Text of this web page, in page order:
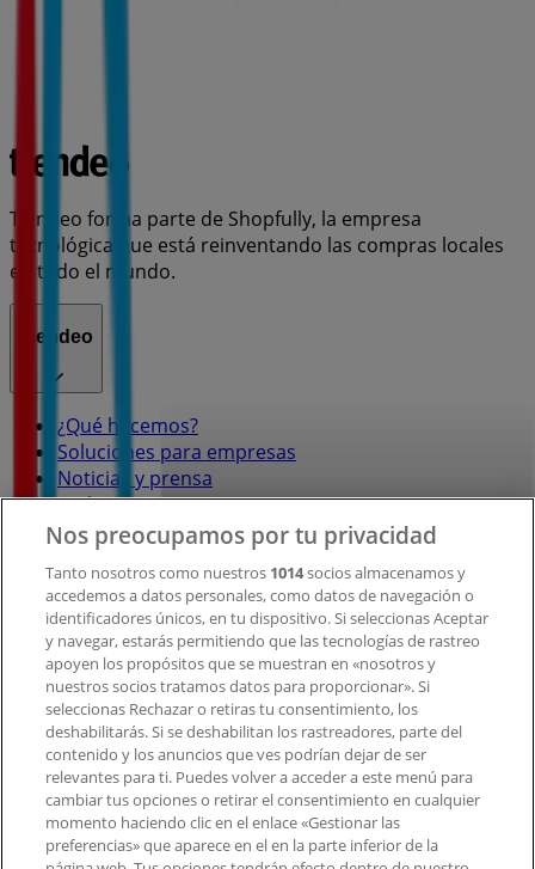
Tiendeo forma parte de Shopfully, la empresa
tecnológica que está reinventando las compras locales
en todo el mundo.
Tiendeo
¿Qué hacemos?
Soluciones para empresas
Noticias y prensa
Trabaja con nosotros
Contacto
Contacto comercial y de marketing
Tienda mal colocada en el mapa
Notificar un folleto
¿Encontraste un problema en la web o en la
aplicación?
Índices
Nos preocupamos por tu privacidad
Tanto nosotros como nuestros 1014socios almacenamos y
accedemos a datos personales, como datos de navegación o
identificadores únicos, en tu dispositivo. Si seleccionas Aceptar
y navegar, estarás permitiendo que las tecnologías de rastreo
apoyen los propósitos que se muestran en «nosotros y
nuestros socios tratamos datos para proporcionar». Si
seleccionas Rechazar o retiras tu consentimiento, los
deshabilitarás. Si se deshabilitan los rastreadores, parte del
contenido y los anuncios que ves podrían dejar de ser
relevantes para ti. Puedes volver a acceder a este menú para
cambiar tus opciones o retirar el consentimiento en cualquier
momento haciendo clic en el enlace «Gestionar las
preferencias» que aparece en el en la parte inferior de la